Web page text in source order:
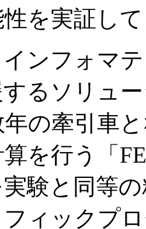
を実証し
ンフォマ
るソリュ
年の牽引車
を行う「
験と同等
フィックプ